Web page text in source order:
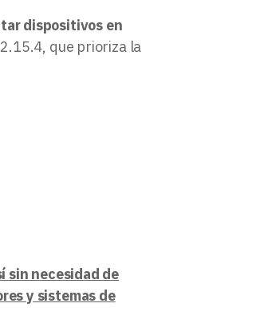
dispositivos en
que prioriza la
sin necesidad de
y sistemas de